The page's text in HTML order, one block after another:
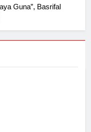
Guna”, Basrifal